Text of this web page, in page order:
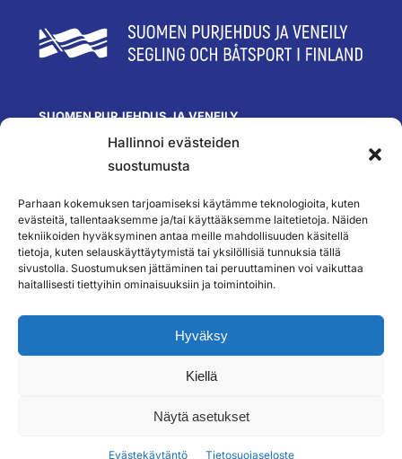
Hallinnoi evästeiden
suostumusta
Parhaan kokemuksen tarjoamiseksi käytämme teknologioita, kuten
evästeitä, tallentaaksemme ja/tai käyttääksemme laitetietoja. Näiden
tekniikoiden hyväksyminen antaa meille mahdollisuuden käsitellä
tietoja, kuten selauskäyttäytymistä tai yksilöllisiä tunnuksia tällä
sivustolla. Suostumuksen jättäminen tai peruuttaminen voi vaikuttaa
haitallisesti tiettyihin ominaisuuksiin ja toimintoihin.
Hyväksy
Kiellä
Näytä asetukset
Evästekäytäntö Tietosuojaseloste
SUOMEN PURJEHDUS JA VENEILY
Olympiastadion
Paavo Nurmen tie 1
toimisto@spv.fi
Yhteystiedot
SEURAA MEITÄ
TILAA UUTISKIRJEEMME